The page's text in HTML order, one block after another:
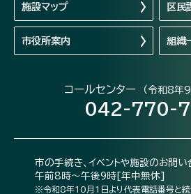
施設マップ 区民
市役所案内 組織
コールセンター （令和8年
042-770-
市の手続き、イベントや施設のお問い
午前8時～午後9時[年中無休]
※令和8年10月1日より代表電話番号と統